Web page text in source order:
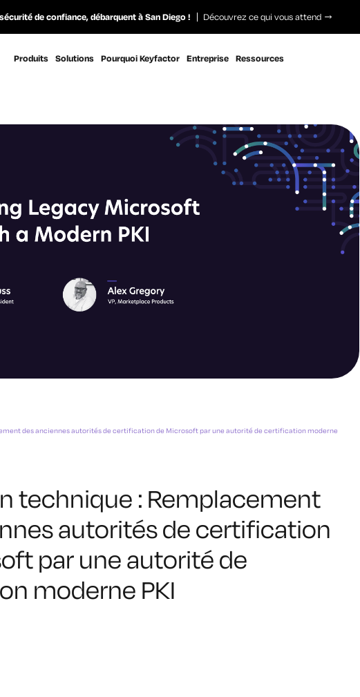
de confiance, débarquent à San Diego ! Découvrez ce qui vous attend
Produits Solutions Pourquoi Keyfactor Entreprise Ressources
des anciennes autorités de certification de Microsoft par une autorité de certification moderne
technique : Remplacement
autorités de certification
par une autorité de
moderne PKI